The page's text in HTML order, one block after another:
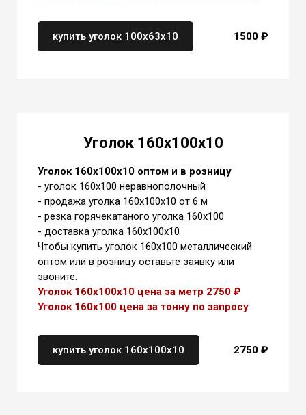
купить уголок 100х63х10 1500 ₽
Уголок 160х100х10
Уголок 160х100х10 оптом и в розницу
- уголок 160х100 неравнополочный
- продажа уголка 160х100х10 от 6 м
- резка горячекатаного уголка 160х100
- доставка уголка 160х100х10
Чтобы купить уголок 160х100 металлический
оптом или в розницу оставьте заявку или
звоните.
Уголок 160х100х10 цена за метр 2750 ₽
Уголок 160х100 цена за тонну по запросу
купить уголок 160х100х10 2750 ₽